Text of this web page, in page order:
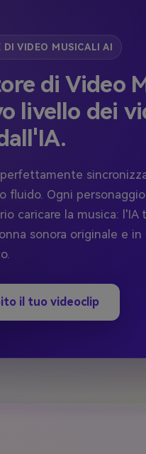
DI VIDEO MUSICALI AI
di Video
livello dei
fluido. Ogni
caricare la musica: l'IA
sonora originale e
il tuo videoclip